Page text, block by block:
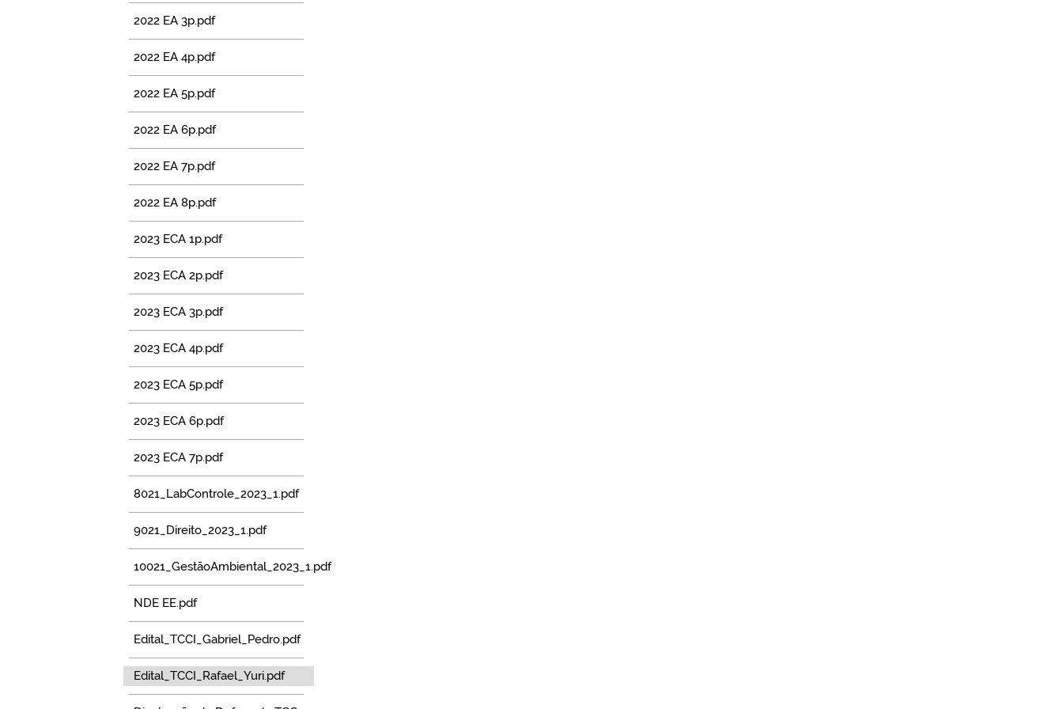
2022 EA 3p.pdf
2022 EA 4p.pdf
2022 EA 5p.pdf
2022 EA 6p.pdf
2022 EA 7p.pdf
2022 EA 8p.pdf
2023 ECA 1p.pdf
2023 ECA 2p.pdf
2023 ECA 3p.pdf
2023 ECA 4p.pdf
2023 ECA 5p.pdf
2023 ECA 6p.pdf
2023 ECA 7p.pdf
8021_LabControle_2023_1.pdf
9021_Direito_2023_1.pdf
10021_GestãoAmbiental_2023_1.pdf
NDE EE.pdf
Edital_TCCI_Gabriel_Pedro.pdf
Edital_TCCI_Rafael_Yuri.pdf